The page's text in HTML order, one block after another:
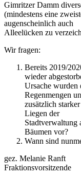
Gimritzer Damm
(mindestens eine
augenscheinlich auch
Alleelücken zu
Wir fragen:
Bereits 2019/
wieder
Ursache wurden
Regenmengen
zusätzlich
Liegen der
Stadtverwaltung
Bäumen vor?
Wann sind
gez. Melanie Ranft
Fraktionsvorsitzende